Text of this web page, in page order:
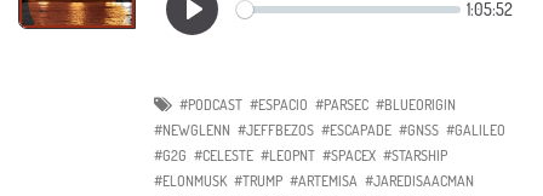
#PODCAST #ESPACIO #PARSEC #BLUEORIGIN
#NEWGLENN #JEFFBEZOS #ESCAPADE #GNSS #GALILEO
#G2G #CELESTE #LEOPNT #SPACEX #STARSHIP
#ELONMUSK #TRUMP #ARTEMISA #JAREDISAACMAN